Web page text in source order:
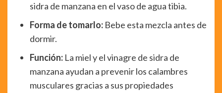
sidra de manzana en el vaso de agua tibia.
Forma de tomarlo: Bebe esta mezcla antes de
dormir.
Función: La miel y el vinagre de sidra de
manzana ayudan a prevenir los calambres
musculares gracias a sus propiedades